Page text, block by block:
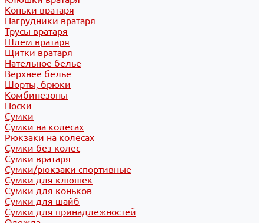
Коньки вратаря
Нагрудники вратаря
Трусы вратаря
Шлем вратаря
Щитки вратаря
Нательное белье
Верхнее белье
Шорты, брюки
Комбинезоны
Носки
Сумки
Сумки на колесах
Рюкзаки на колесах
Сумки без колес
Сумки вратаря
Сумки/рюкзаки спортивные
Сумки для клюшек
Сумки для коньков
Сумки для шайб
Сумки для принадлежностей